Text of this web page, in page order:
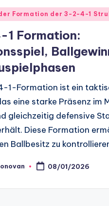
Formation der 3-2-4-1
Formation:
1-Formation ist ein
eine starke Präsenz im
gleichzeitig defensive
Diese Formation
Ballbesitz zu
08/01/2026